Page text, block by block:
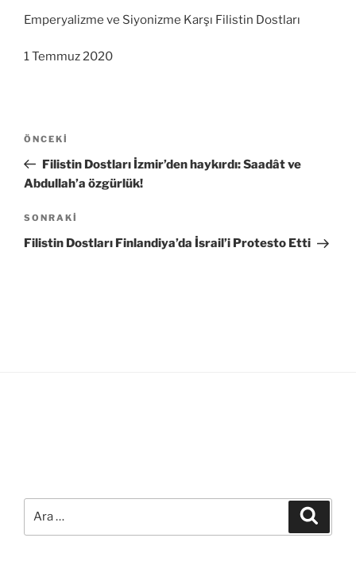
Emperyalizme ve Siyonizme Karşı Filistin Dostları
1 Temmuz 2020
Yazı
Önceki
Yazı
ÖNCEKI
Filistin Dostları İzmir’den haykırdı: Saadât ve
Abdullah’a özgürlük!
Sonraki
Yazı
SONRAKI
Filistin Dostları Finlandiya’da İsrail’i Protesto Etti